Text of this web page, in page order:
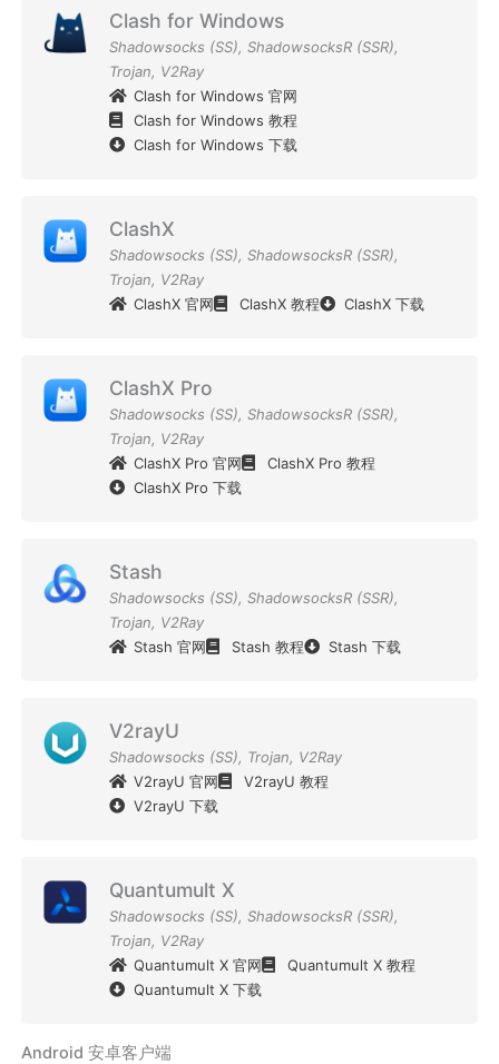
Clash for Windows
Shadowsocks (SS), ShadowsocksR (SSR),
Trojan, V2Ray
Clash for Windows 官网
Clash for Windows 教程
Clash for Windows 下载
ClashX
Shadowsocks (SS), ShadowsocksR (SSR),
Trojan, V2Ray
ClashX 官网
ClashX 教程 ClashX 下载
ClashX Pro
Shadowsocks (SS), ShadowsocksR (SSR),
Trojan, V2Ray
ClashX Pro 官网
ClashX Pro 教程
ClashX Pro 下载
Stash
Shadowsocks (SS), ShadowsocksR (SSR),
Trojan, V2Ray
Stash 官网
Stash 教程 Stash 下载
V2rayU
Shadowsocks (SS), Trojan, V2Ray
V2rayU 官网
V2rayU 教程
V2rayU 下载
Quantumult X
Shadowsocks (SS), ShadowsocksR (SSR),
Trojan, V2Ray
Quantumult X 官网
Quantumult X 教程
Quantumult X 下载
Android 安卓客户端